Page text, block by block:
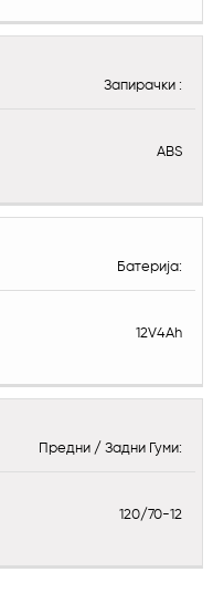
Запирачки :
ABS
Батерија:
12V4Ah
Предни / Задни Гуми:
120/70-12